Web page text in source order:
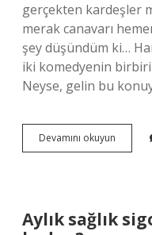
gerçekten kardeşler
merak canavarı
şey düşündüm ki…
iki komedyenin
Neyse, gelin bu
Devamını okuyun
mi
Aylık sağlık